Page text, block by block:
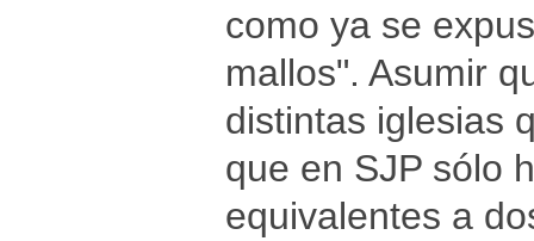
como ya se
mallos". Asumir
distintas iglesias
que en SJP sólo
equivalentes a